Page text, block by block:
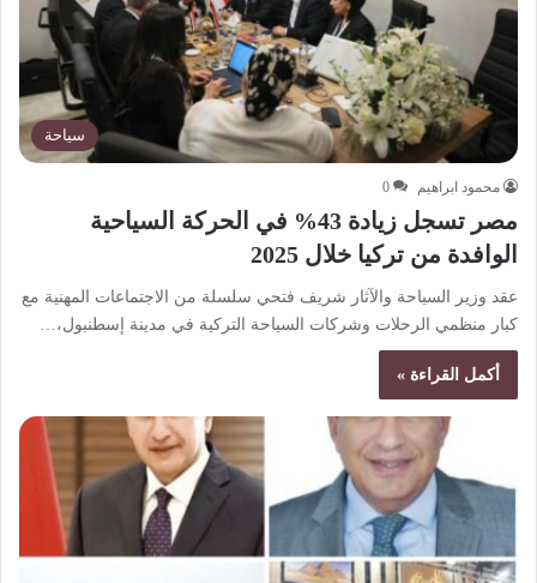
سياحة
محمود ابراهيم 0
مصر تسجل زيادة 43% في الحركة السياحية
الوافدة من تركيا خلال 2025
عقد وزير السياحة والآثار شريف فتحي سلسلة من الاجتماعات المهنية مع
كبار منظمي الرحلات وشركات السياحة التركية في مدينة إسطنبول،…
أكمل القراءة »